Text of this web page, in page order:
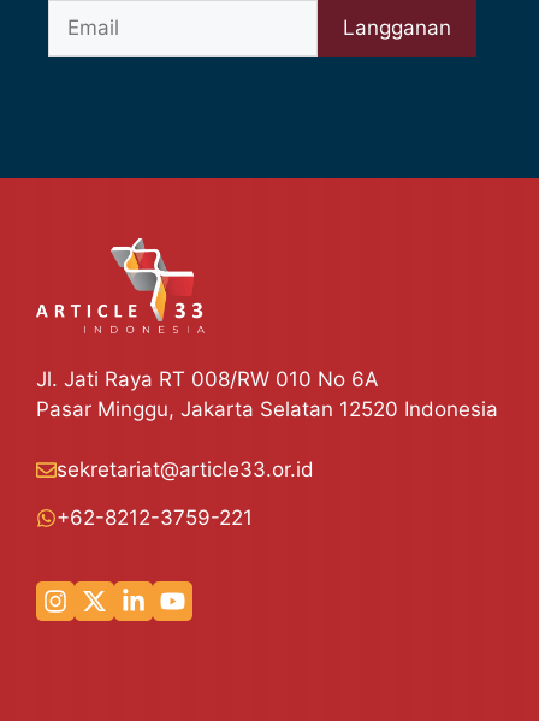
Jl. Jati Raya RT 008/RW 010 No 6A
Pasar Minggu, Jakarta Selatan 12520 Indonesia
sekretariat@article33.or.id
+62-8212-3759-221